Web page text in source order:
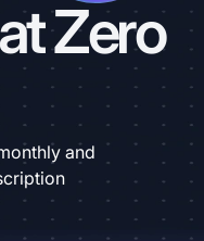
Zero
and